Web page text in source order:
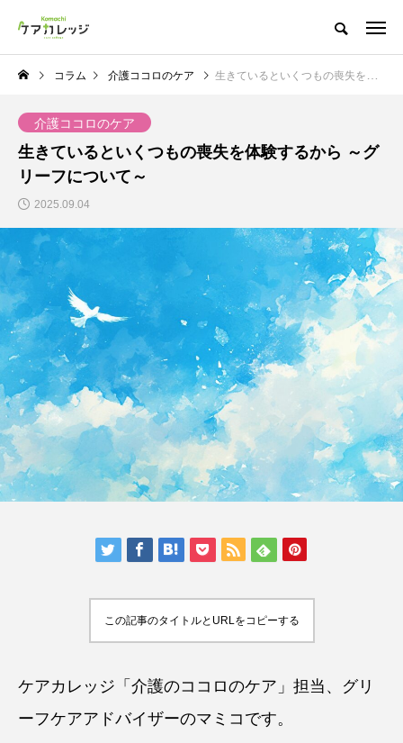
コラム 介護ココロのケア 生きているといくつもの喪失を体験するから ～グリーフについて～
介護ココロのケア
生きているといくつもの喪失を体験するから ～グ
リーフについて～
2025.09.04
この記事のタイトルとURLをコピーする
ケアカレッジ「介護のココロのケア」担当、 グリ
ーフケアアドバイザーのマミコです。